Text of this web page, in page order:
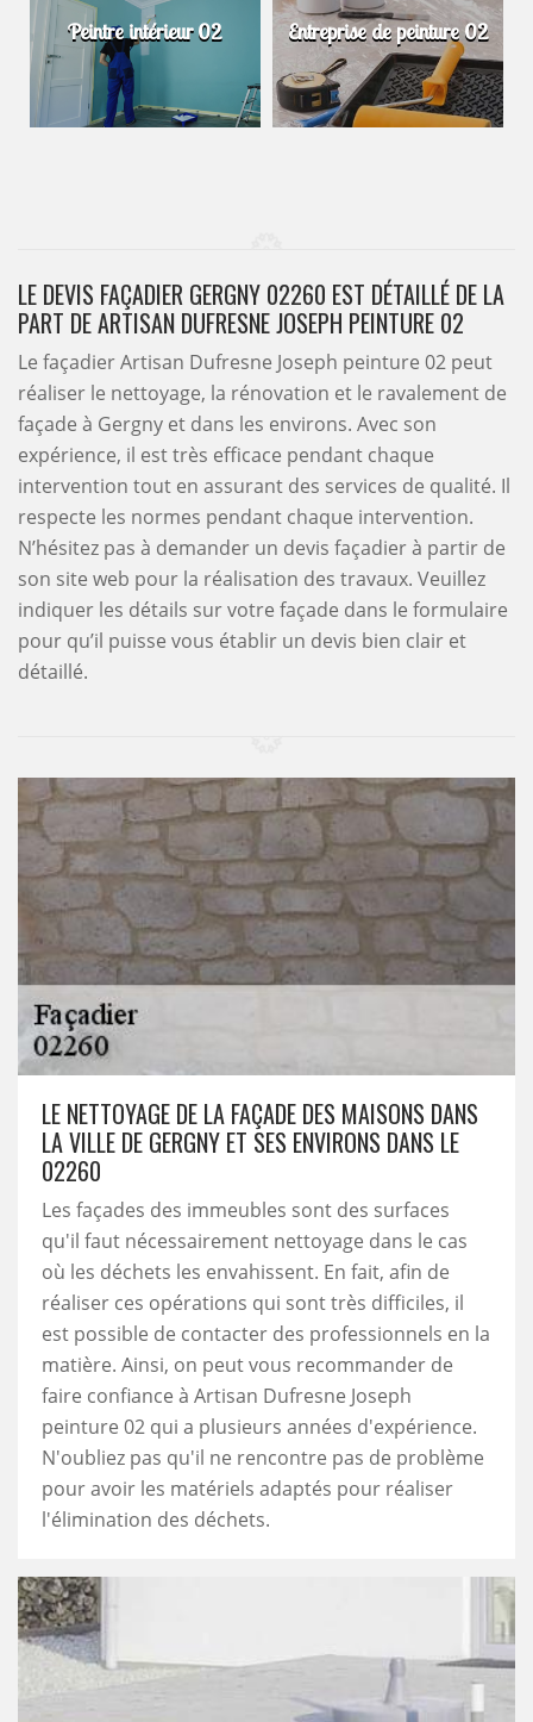
Peintre intérieur 02 Entreprise de peinture 02
LE DEVIS FAÇADIER GERGNY 02260 EST DÉTAILLÉ DE LA
PART DE ARTISAN DUFRESNE JOSEPH PEINTURE 02
Le façadier Artisan Dufresne Joseph peinture 02 peut
réaliser le nettoyage, la rénovation et le ravalement de
façade à Gergny et dans les environs. Avec son
expérience, il est très efficace pendant chaque
intervention tout en assurant des services de qualité. Il
respecte les normes pendant chaque intervention.
N’hésitez pas à demander un devis façadier à partir de
son site web pour la réalisation des travaux. Veuillez
indiquer les détails sur votre façade dans le formulaire
pour qu’il puisse vous établir un devis bien clair et
détaillé.
LE NETTOYAGE DE LA FAÇADE DES MAISONS DANS
LA VILLE DE GERGNY ET SES ENVIRONS DANS LE
02260
Les façades des immeubles sont des surfaces
qu'il faut nécessairement nettoyage dans le cas
où les déchets les envahissent. En fait, afin de
réaliser ces opérations qui sont très difficiles, il
est possible de contacter des professionnels en la
matière. Ainsi, on peut vous recommander de
faire confiance à Artisan Dufresne Joseph
peinture 02 qui a plusieurs années d'expérience.
N'oubliez pas qu'il ne rencontre pas de problème
pour avoir les matériels adaptés pour réaliser
l'élimination des déchets.